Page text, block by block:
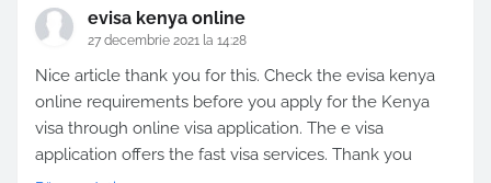
evisa kenya online
27 decembrie 2021 la 14:28
Nice article thank you for this. Check the evisa kenya
online requirements before you apply for the Kenya
visa through online visa application. The e visa
application offers the fast visa services. Thank you